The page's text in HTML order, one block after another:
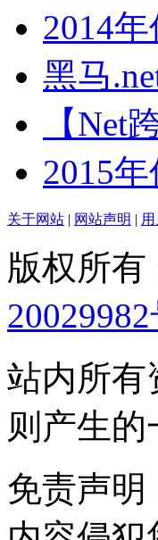
2014
黑马
【Net
2015
关于网站 | 网站声明 |
版权所有
站内所有
则产生
免责声明